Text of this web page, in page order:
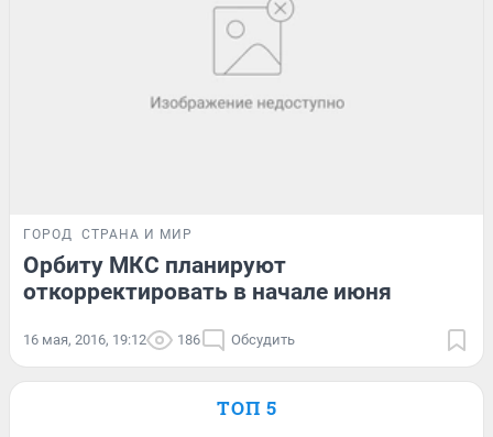
ГОРОД СТРАНА И МИР
Орбиту МКС планируют
откорректировать в начале июня
16 мая, 2016, 19:12 186 Обсудить
ТОП 5